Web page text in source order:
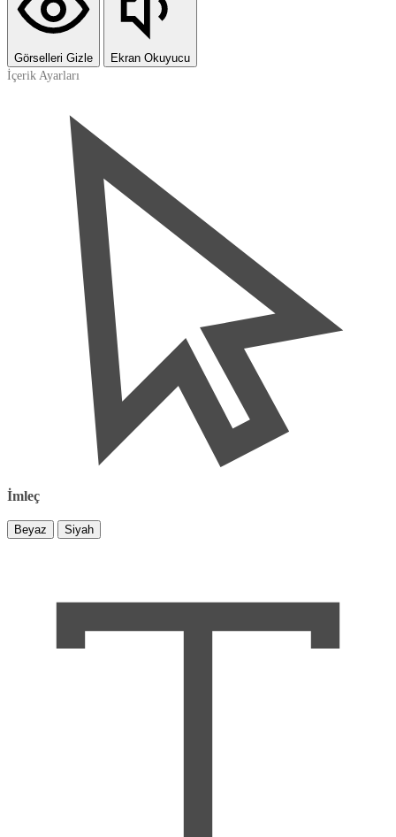
Görselleri Gizle
Ekran Okuyucu
İçerik Ayarları
İmleç
Beyaz Siyah